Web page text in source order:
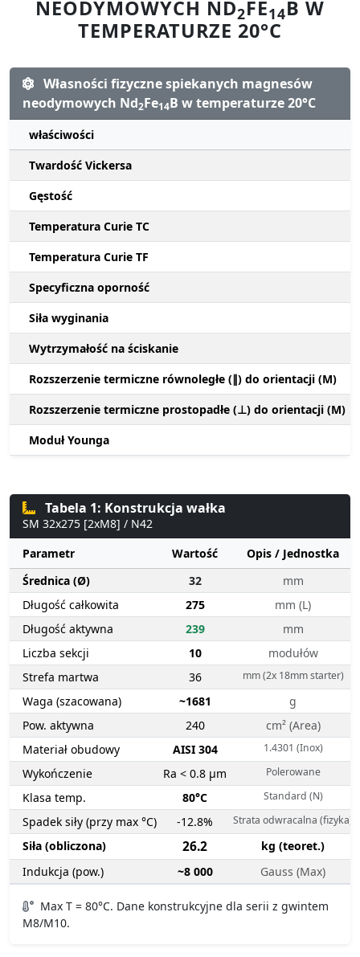
NEODYMOWYCH ND2FE14B W
TEMPERATURZE 20°C
Własności fizyczne spiekanych magnesów
neodymowych Nd2Fe14B w temperaturze 20°C
właściwości
Twardość Vickersa
Gęstość
Temperatura Curie TC
Temperatura Curie TF
Specyficzna oporność
Siła wyginania
Wytrzymałość na ściskanie
Rozszerzenie termiczne równoległe (∥) do orientacji (M)
Rozszerzenie termiczne prostopadłe (⊥) do orientacji (M)
Moduł Younga
Tabela 1: Konstrukcja wałka
SM 32x275 [2xM8] / N42
Parametr
Wartość
Opis / Jednostka
Średnica (Ø)
32
mm
Długość całkowita
275
mm (L)
Długość aktywna
239
mm
Liczba sekcji
10
modułów
Strefa martwa
36 mm (2x 18mm starter)
Waga (szacowana) ~1681
g
Pow. aktywna
240
cm² (Area)
Materiał obudowy
AISI 304 1.4301 (Inox)
Wykończenie Ra < 0.8 µm Polerowane
Klasa temp. 80°C Standard (N)
Spadek siły (przy max °C) -12.8% Strata odwracalna (fizyka)
Siła (obliczona) 26.2
kg (teoret.)
Indukcja (pow.)
~8 000 Gauss (Max)
Max T = 80°C. Dane konstrukcyjne dla serii z gwintem
M8/M10.